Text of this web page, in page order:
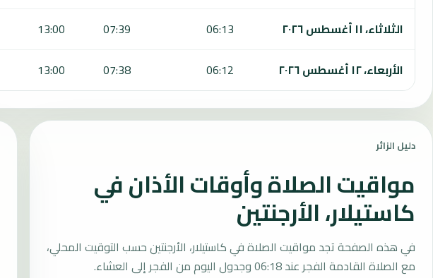
الثلاثاء، ١١ أغسطس ٢٠٢٦
06:13
07:39
13:00
الأربعاء، ١٢ أغسطس ٢٠٢٦
06:12
07:38
13:00
دليل الزائر
مواقيت الصلاة وأوقات الأذان في
كاستيلار، الأرجنتين
في هذه الصفحة تجد مواقيت الصلاة في كاستيلار، الأرجنتين حسب التوقيت المحلي،
مع الصلاة القادمة الفجر عند 06:18 وجدول اليوم من الفجر إلى العشاء.